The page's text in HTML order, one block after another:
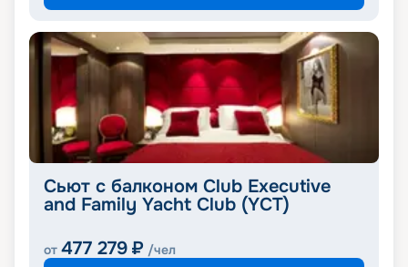
Сьют с балконом Club Executive
and Family Yacht Club (YCT)
от 477 279 ₽ /чел